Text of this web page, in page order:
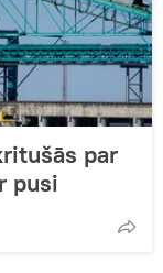
par
pusi